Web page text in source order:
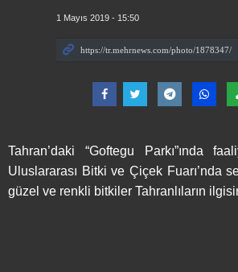
1 Mayıs 2019 - 15:50
Tahran’daki “Goftegu Parkı”ında
Uluslararası Bitki ve Çiçek Fuarı’nda
güzel ve renkli bitkiler Tahranlıların